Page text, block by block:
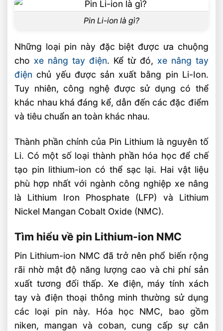
Pin Li-ion là gì?
Những loại pin này đặc biệt được ưa chuộng
cho xe nâng tay điện. Kể từ đó, xe nâng tay
điện chủ yếu được sản xuất bằng pin Li-Ion.
Tuy nhiên, công nghệ được sử dụng có thể
khác nhau khá đáng kể, dẫn đến các đặc điểm
và tiêu chuẩn an toàn khác nhau.
Thành phần chính của Pin Lithium là nguyên tố
Li. Có một số loại thành phần hóa học để chế
tạo pin lithium-ion có thể sạc lại. Hai vật liệu
phù hợp nhất với ngành công nghiệp xe nâng
là Lithium Iron Phosphate (LFP) và Lithium
Nickel Mangan Cobalt Oxide (NMC).
Tìm hiểu về pin Lithium-ion NMC
Pin Lithium-ion NMC đã trở nên phổ biến rộng
rãi nhờ mật độ năng lượng cao và chi phí sản
xuất tương đối thấp. Xe điện, máy tính xách
tay và điện thoại thông minh thường sử dụng
các loại pin này. Hóa học NMC, bao gồm
niken, mangan và coban, cung cấp sự cân